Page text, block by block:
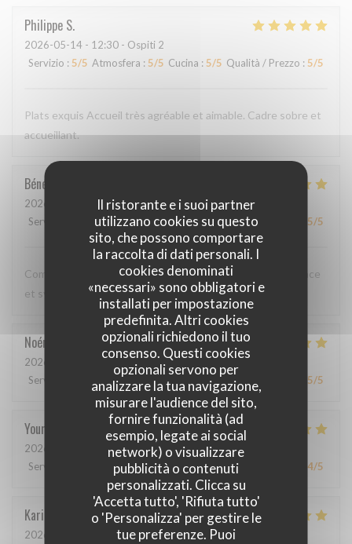
Il ristorante e i suoi partner
utilizzano cookies su questo
sito, che possono comportare
la raccolta di dati personali. I
cookies denominati
«necessari» sono obbligatori e
installati per impostazione
predefinita. Altri cookies
opzionali richiedono il tuo
consenso. Questi cookies
opzionali servono per
analizzare la tua navigazione,
misurare l'audience del sito,
fornire funzionalità (ad
esempio, legate ai social
network) o visualizzare
pubblicità o contenuti
personalizzati. Clicca su
'Accetta tutto', 'Rifiuta tutto'
o 'Personalizza' per gestire le
tue preferenze. Puoi
Philippe S
2026-05-14 - 12:30 - Ospiti 2
Servizio : 5/5 Atmosfera : 5/5 Cucina : 5/5 Qualità / Prezzo : 5/5
Plats exquis Accueil très agréable et aimable. Cadre sobre et
accueillant.
Bénédicte
2026-05-12
- 20:00 - Ospiti 3
Servizio
Atmosfera:5 /5 Cucina :5/5 Qualità / Prezzo 5/5
Comme toujours, cuisine excellente, service discret, efficace
et sympathique. Merci beaucoup !
Noémie
2026-05-06
- 13:00 - Ospiti 2
Servizio
Atmosfera /5 Cucina 5 /5 Qualità / Prezzo 5/5
Youri
2026-04-22
- 12:00 - Ospiti 2
Servizio
Atmosfera: 4/5 Cucina: 5/5 Qualità / Prezzo 4/5
Karin
2026-05-01
- 19:15 - Ospiti 3